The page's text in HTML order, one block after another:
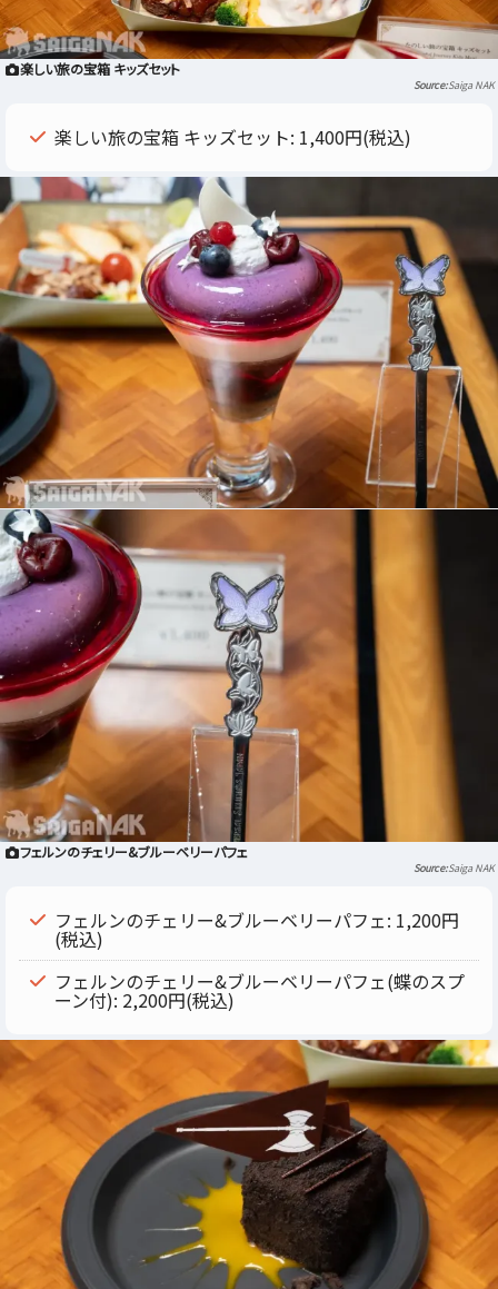
楽しい旅の宝箱 キッズセット
Saiga NAK
楽しい旅の宝箱 キッズセット: 1,400円(税込)
フェルンのチェリー&ブルーベリーパフェ
Saiga NAK
フェルンのチェリー&ブルーベリーパフェ: 1,200円
(税込)
フェルンのチェリー&ブルーベリーパフェ(蝶のスプ
ーン付): 2,200円(税込)